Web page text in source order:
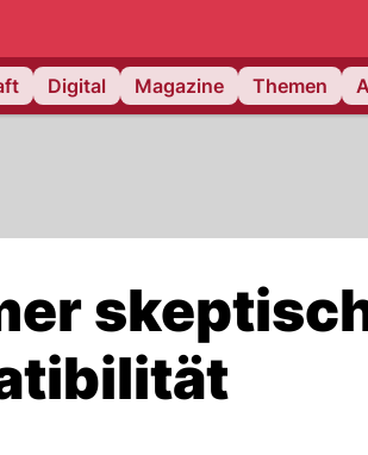
Digital Magazine Themen